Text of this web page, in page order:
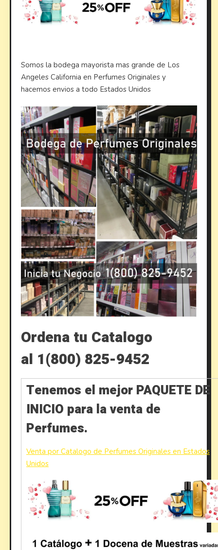
Somos la bodega mayorista mas grande de Los
Angeles California en Perfumes Originales y
hacemos envios a todo Estados Unidos
Ordena tu Catalogo
al 1(800) 825-9452
Tenemos el mejor PAQUETE DE
INICIO para la venta de
Perfumes.
Venta por Catalogo de Perfumes Originales en Estados
Unidos